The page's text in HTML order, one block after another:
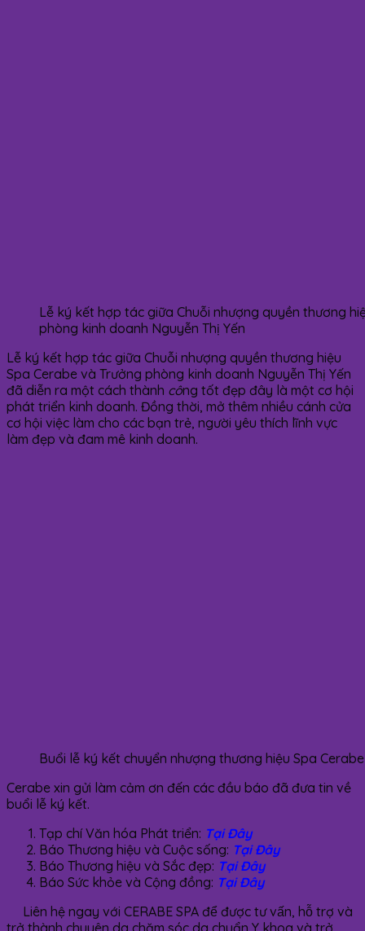
Lễ ký kết hợp tác giữa Chuỗi nhượng quyền thương
phòng kinh doanh Nguyễn Thị Yến
Lễ ký kết hợp tác giữa Chuỗi nhượng quyền thương hiệu
Spa Cerabe và Trưởng phòng kinh doanh Nguyễn Thị Yến
đã diễn ra một cách thành công tốt đẹp đây là một cơ hội
phát triển kinh doanh. Đồng thời, mở thêm nhiều cánh cửa
cơ hội việc làm cho các bạn trẻ, người yêu thích lĩnh vực
làm đẹp và đam mê kinh doanh.
Buổi lễ ký kết chuyển nhượng thương hiệu Spa
Cerabe xin gửi làm cảm ơn đến các đầu báo đã đưa tin về
buổi lễ ký kết.
Tạp chí Văn hóa Phát triển: Tại Đây
Báo Thương hiệu và Cuộc sống: Tại Đây
Báo Thương hiệu và Sắc đẹp: Tại Đây
Báo Sức khỏe và Cộng đồng: Tại Đây
Liên hệ ngay với CERABE SPA để được tư vấn, hỗ trợ và
trở thành chuyên da chăm sóc da chuẩn Y khoa và trở